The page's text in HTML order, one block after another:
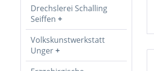
Drechslerei Schalling
Seiffen
Volkskunstwerkstatt
Unger